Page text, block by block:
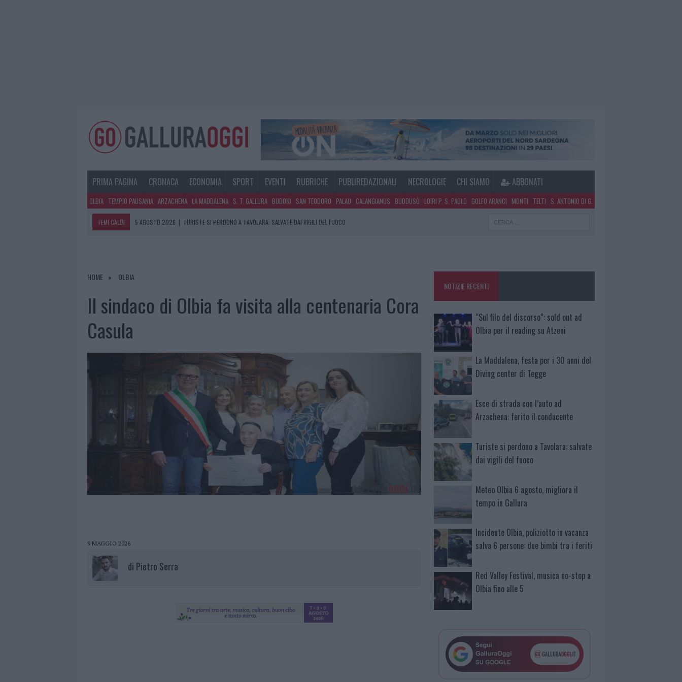
PRIMA PAGINA CRONACA ECONOMIA SPORT EVENTI RUBRICHE PUBLIREDAZIONALI NECROLOGIE CHI SIAMO ABBONATI
OLBIA TEMPIO PAUSANIA ARZACHENA LA MADDALENA S. T. GALLURA BUDONI SAN TEODORO PALAU CALANGIANUS BUDDUSÒ LOIRI P. S. PAOLO GOLFO ARANCI MONTI TELTI S. ANTONIO DI G.
TEMI CALDI 5 AGOSTO 2026 | TURISTE SI PERDONO A TAVOLARA: SALVATE DAI VIGILI DEL FUOCO
5 AGOSTO 2026
HOME OLBIA
Il sindaco di Olbia fa visita alla centenaria Cora
Casula
9 MAGGIO 2026
di Pietro Serra
NOTIZIE RECENTI
“Sul filo del discorso”: sold out ad
Olbia per il reading su Atzeni
La Maddalena, festa per i 30 anni del
Diving center di Tegge
Esce di strada con l’auto ad
Arzachena: ferito il conducente
Turiste si perdono a Tavolara: salvate
dai vigili del fuoco
Meteo Olbia 6 agosto, migliora il
tempo in Gallura
Incidente Olbia, poliziotto in vacanza
salva 6 persone: due bimbi tra i feriti
Red Valley Festival, musica no-stop a
Olbia fino alle 5